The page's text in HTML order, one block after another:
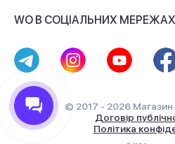
WO В СОЦІАЛЬНИХ МЕРЕЖАХ
© 2017 - 2026 Магазин
Договір
Політика